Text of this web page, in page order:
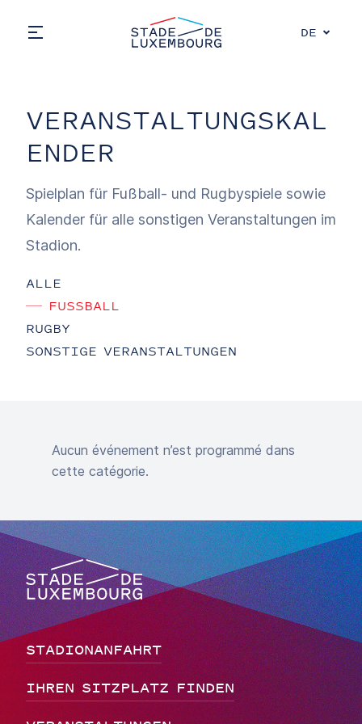
Stade de Luxembourg, go to main
Choose a
DE
Open main menu
VERANSTALTUNGSKAL
ENDER
Spielplan für Fußball- und Rugbyspiele sowie
Kalender für alle sonstigen Veranstaltungen im
Stadion.
ALLE
FUSSBALL
RUGBY
SONSTIGE VERANSTALTUNGEN
Aucun événement n’est programmé dans
cette catégorie.
Stade de Luxembourg, go to main page
STADIONANFAHRT
IHREN SITZPLATZ FINDEN